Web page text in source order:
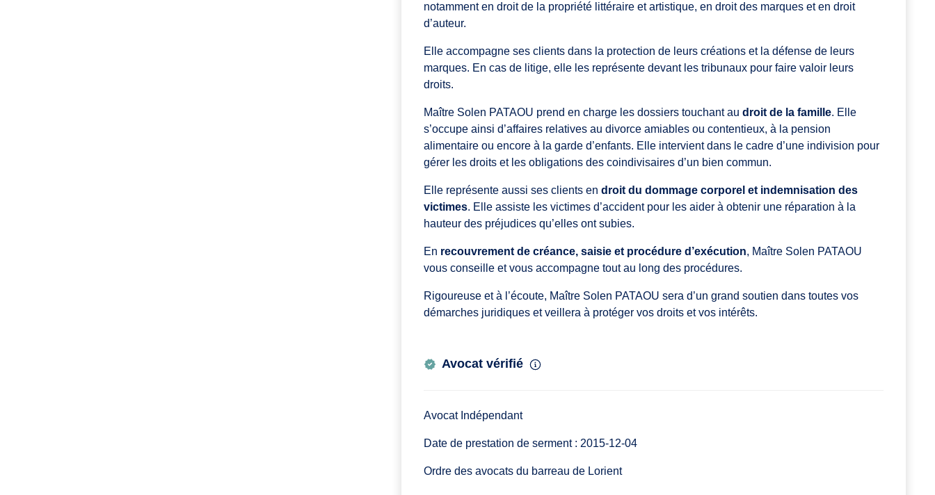
notamment en droit de la propriété littéraire et artistique, en droit des marques et en droit
d’auteur.
Elle accompagne ses clients dans la protection de leurs créations et la défense de leurs
marques. En cas de litige, elle les représente devant les tribunaux pour faire valoir leurs
droits.
Maître Solen PATAOU prend en charge les dossiers touchant au droit de la famille. Elle
s’occupe ainsi d’affaires relatives au divorce amiables ou contentieux, à la pension
alimentaire ou encore à la garde d’enfants. Elle intervient dans le cadre d’une indivision pour
gérer les droits et les obligations des coindivisaires d’un bien commun.
Elle représente aussi ses clients en droit du dommage corporel et indemnisation des
victimes. Elle assiste les victimes d’accident pour les aider à obtenir une réparation à la
hauteur des préjudices qu’elles ont subies.
En recouvrement de créance, saisie et procédure d’exécution, Maître Solen PATAOU
vous conseille et vous accompagne tout au long des procédures.
Rigoureuse et à l’écoute, Maître Solen PATAOU sera d’un grand soutien dans toutes vos
démarches juridiques et veillera à protéger vos droits et vos intérêts.
Avocat vérifié
Avocat Indépendant
Date de prestation de serment : 2015-12-04
Ordre des avocats du barreau de Lorient